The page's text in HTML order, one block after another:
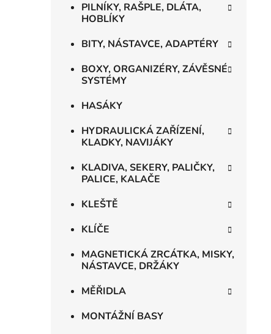
PILNÍKY, RAŠPLE, DLÁTA,
HOBLÍKY
BITY, NÁSTAVCE, ADAPTÉRY
BOXY, ORGANIZÉRY, ZÁVĚSNÉ
SYSTÉMY
HASÁKY
HYDRAULICKÁ ZAŘÍZENÍ,
KLADKY, NAVIJÁKY
KLADIVA, SEKERY, PALIČKY,
PALICE, KALAČE
KLEŠTĚ
KLÍČE
MAGNETICKÁ ZRCÁTKA, MISKY,
NÁSTAVCE, DRŽÁKY
MĚŘIDLA
MONTÁŽNÍ BASY